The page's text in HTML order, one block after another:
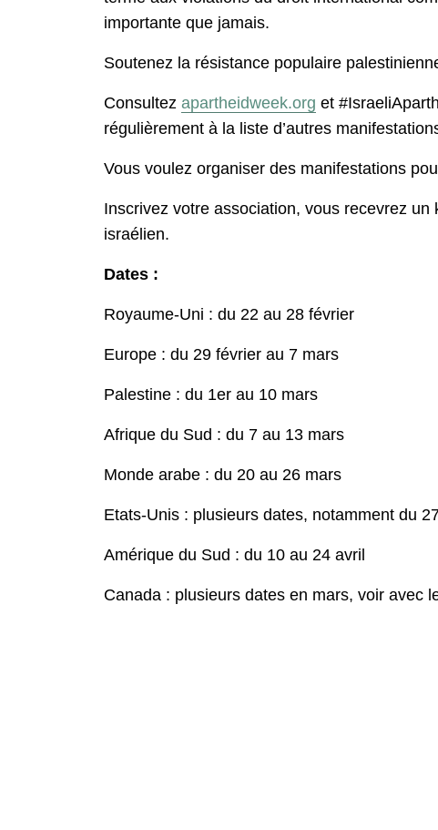
importante que jamais.
Soutenez la résistance populaire
Consultez apartheidweek.org et
régulièrement à la liste d’autres
Vous voulez organiser des manifestations
Inscrivez votre association, vous recevrez un
israélien.
Dates :
Royaume-Uni : du 22 au 28 février
Europe : du 29 février au 7 mars
Palestine : du 1er au 10 mars
Afrique du Sud : du 7 au 13 mars
Monde arabe : du 20 au 26 mars
Etats-Unis : plusieurs dates, notamment du
Amérique du Sud : du 10 au 24 avril
Canada : plusieurs dates en mars, voir avec